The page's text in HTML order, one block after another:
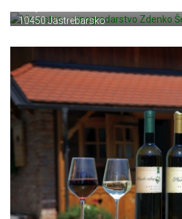
10450 Jastrebarsko